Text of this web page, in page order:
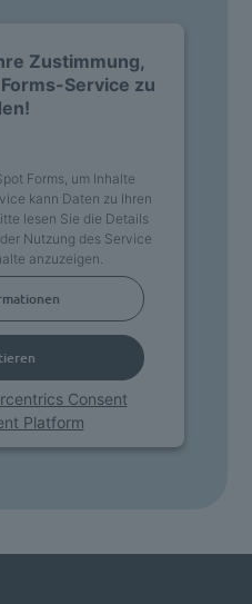
Zustimmung,
Service zu
Forms, um Inhalte
kann Daten zu Ihren
lesen Sie die Details
Nutzung des Service
anzuzeigen.
Consent
Platform